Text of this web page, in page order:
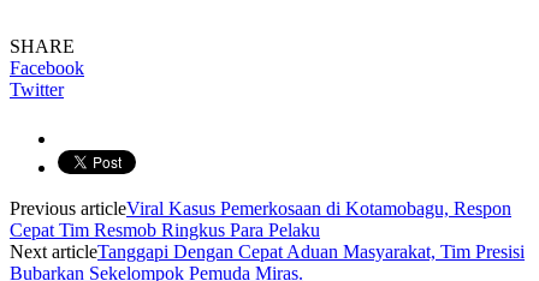
SHARE
Facebook
Twitter
Previous articleViral Kasus Pemerkosaan di Kotamobagu, Respon
Cepat Tim Resmob Ringkus Para Pelaku
Next articleTanggapi Dengan Cepat Aduan Masyarakat, Tim Presisi
Bubarkan Sekelompok Pemuda Miras.